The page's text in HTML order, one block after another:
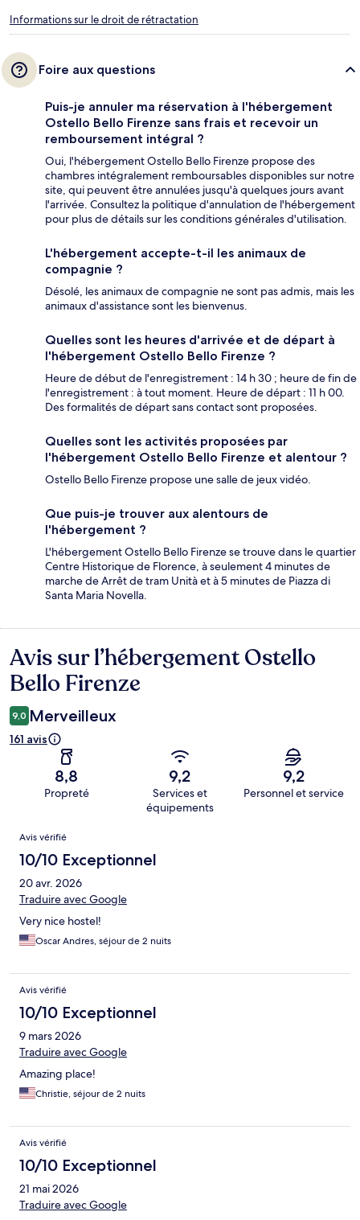
Informations sur le droit de rétractation
Foire aux questions
Puis-je annuler ma réservation à l'hébergement
Ostello Bello Firenze sans frais et recevoir un
remboursement intégral ?
Oui, l'hébergement Ostello Bello Firenze propose des
chambres intégralement remboursables disponibles sur notre
site, qui peuvent être annulées jusqu'à quelques jours avant
l'arrivée. Consultez la politique d'annulation de l'hébergement
pour plus de détails sur les conditions générales d'utilisation.
L'hébergement accepte-t-il les animaux de
compagnie ?
Désolé, les animaux de compagnie ne sont pas admis, mais les
animaux d'assistance sont les bienvenus.
Quelles sont les heures d'arrivée et de départ à
l'hébergement Ostello Bello Firenze ?
Heure de début de l'enregistrement : 14 h 30 ; heure de fin de
l'enregistrement : à tout moment. Heure de départ : 11 h 00.
Des formalités de départ sans contact sont proposées.
Quelles sont les activités proposées par
l'hébergement Ostello Bello Firenze et alentour ?
Ostello Bello Firenze propose une salle de jeux vidéo.
Que puis-je trouver aux alentours de
l'hébergement ?
L'hébergement Ostello Bello Firenze se trouve dans le quartier
Centre Historique de Florence, à seulement 4 minutes de
marche de Arrêt de tram Unità et à 5 minutes de Piazza di
Santa Maria Novella.
Avis
Avis sur l’hébergement Ostello
Bello Firenze
9,0 Merveilleux
161 avis
8,8
Propreté
9,2
Services et
équipements
9,2
Personnel et service
Avis
Avis vérifié
10/10 Exceptionnel
20 avr. 2026
Traduire avec Google
Very nice hostel!
Oscar Andres, séjour de 2 nuits
Avis vérifié
10/10 Exceptionnel
9 mars 2026
Traduire avec Google
Amazing place!
Christie, séjour de 2 nuits
Avis vérifié
10/10 Exceptionnel
21 mai 2026
Traduire avec Google